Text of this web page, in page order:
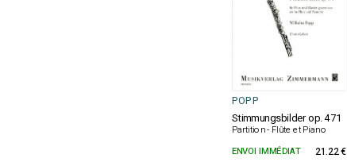
POPP
Stimmungsbilder op. 471
Partition - Flûte et Piano
ENVOI IMMÉDIAT
21.22 €